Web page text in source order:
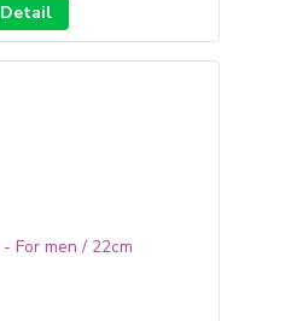
Detail